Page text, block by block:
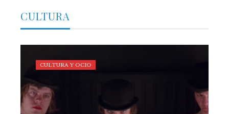
CULTURA
CULTURA Y OCIO